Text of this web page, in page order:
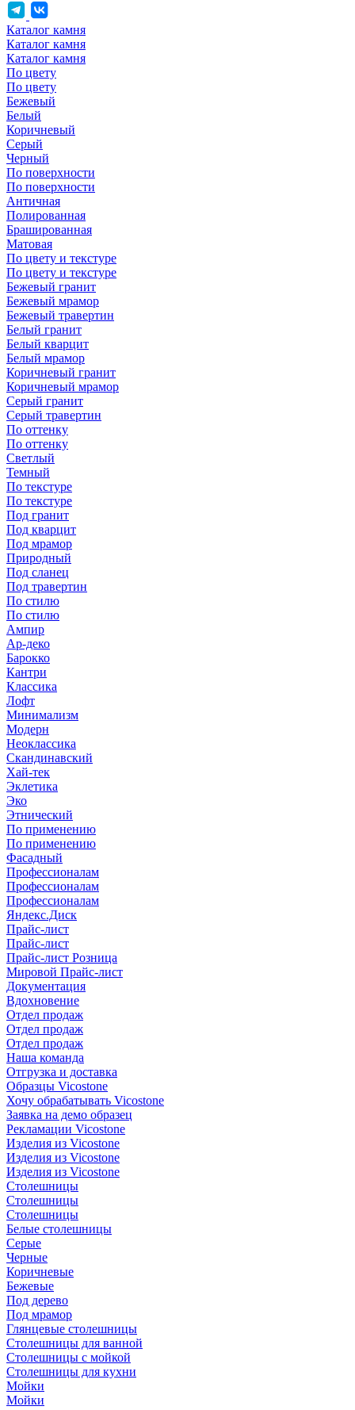
Каталог камня
Каталог камня
Каталог камня
По цвету
По цвету
Бежевый
Белый
Коричневый
Серый
Черный
По поверхности
По поверхности
Античная
Полированная
Брашированная
Матовая
По цвету и текстуре
По цвету и текстуре
Бежевый гранит
Бежевый мрамор
Бежевый травертин
Белый гранит
Белый кварцит
Белый мрамор
Коричневый гранит
Коричневый мрамор
Серый гранит
Серый травертин
По оттенку
По оттенку
Светлый
Темный
По текстуре
По текстуре
Под гранит
Под кварцит
Под мрамор
Природный
Под сланец
Под травертин
По стилю
По стилю
Ампир
Ар-деко
Барокко
Кантри
Классика
Лофт
Минимализм
Модерн
Неоклассика
Скандинавский
Хай-тек
Эклетика
Эко
Этнический
По применению
По применению
Фасадный
Профессионалам
Профессионалам
Профессионалам
Яндекс.Диск
Прайс-лист
Прайс-лист
Прайс-лист Розница
Мировой Прайс-лист
Документация
Вдохновение
Отдел продаж
Отдел продаж
Отдел продаж
Наша команда
Отгрузка и доставка
Образцы Vicostone
Хочу обрабатывать Vicostone
Заявка на демо образец
Рекламации Vicostone
Изделия из Vicostone
Изделия из Vicostone
Изделия из Vicostone
Столешницы
Столешницы
Столешницы
Белые столешницы
Серые
Черные
Коричневые
Бежевые
Под дерево
Под мрамор
Глянцевые столешницы
Столешницы для ванной
Столешницы с мойкой
Столешницы для кухни
Мойки
Мойки